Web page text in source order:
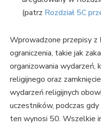
(patrz Rozdział 5C
Wprowadzone przepisy z
ograniczenia, takie jak
organizowania wydarzeń,
religijnego oraz
wydarzeń religijnych
uczestników, podczas
ten wynosi 50. Wszelkie